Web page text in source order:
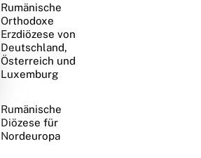
Rumänische
Orthodoxe
Erzdiözese von
Deutschland,
Österreich und
Luxemburg
Rumänische
Diözese für
Nordeuropa